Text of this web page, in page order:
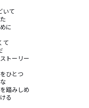
いて
に
て
トーリー
ひとつ
踏みしめ
る